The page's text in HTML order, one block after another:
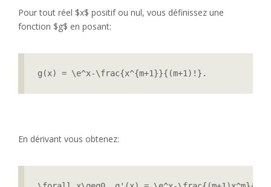
Pour tout réel $x$ positif ou nul, vous définissez une
fonction $g$ en posant:
g(x) = \e^x-\frac{x^{m+1}}{(m+1)!}.
En dérivant vous obtenez: